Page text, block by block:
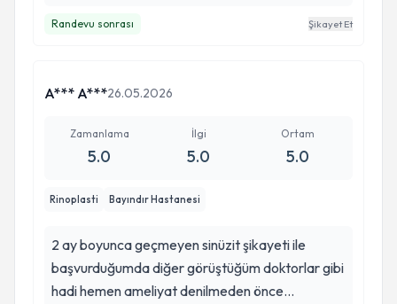
Randevu sonrası Şikayet Et
A*** A***26.05.2026
Zamanlama
5.0
İlgi
5.0
Ortam
5.0
Rinoplasti Bayındır Hastanesi
2 ay boyunca geçmeyen sinüzit şikayeti ile
başvurduğumda diğer görüştüğüm doktorlar gibi
hadi hemen ameliyat denilmeden önce